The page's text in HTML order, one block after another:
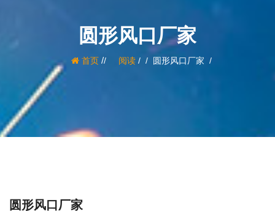
圆形风口厂家
首页/ 阅读/ 圆形风口厂家
圆形风口厂家